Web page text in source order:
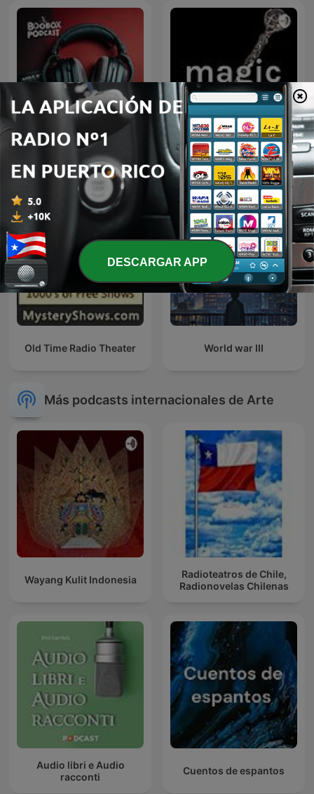
Boox Box Podcast magic
Old Time Radio Theater World war III
Más podcasts internacionales de Arte
Wayang Kulit Indonesia
Radioteatros de Chile,
Radionovelas Chilenas
Audio libri e Audio
racconti
Cuentos de espantos
DESCARGAR APP